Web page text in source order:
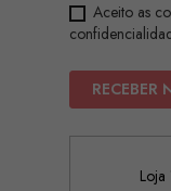
Aceito as
RECEBER